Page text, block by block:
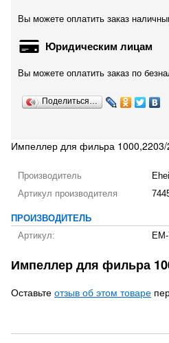
Вы можете оплатить заказ
Юридическим лицам
Вы можете оплатить заказ по
Поделиться…
Импеллер для фильра
Производитель
Артикул производителя
ПРОИЗВОДИТЕЛЬ
Артикул:
Импеллер для фильра
Оставьте отзыв об этом товаре